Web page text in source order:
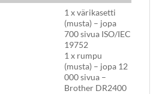
1 x värikasetti
(musta) – jopa
700 sivua ISO/IEC
19752
1 x rumpu
(musta) – jopa 12
000 sivua –
Brother DR2400